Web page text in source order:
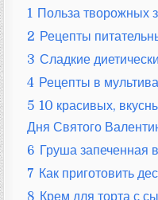
1 Польза творожных
2 Рецепты
3 Сладкие
4 Рецепты в
5 10 красивых,
Дня Святого
6 Груша запеченная
7 Как приготовить
8 Крем для торта с